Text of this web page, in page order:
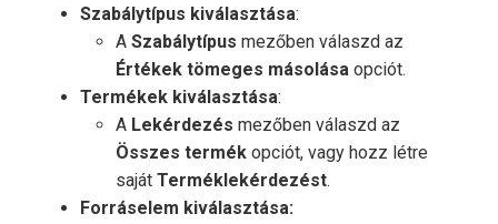
Szabálytípus kiválasztása:
A Szabálytípus mezőben válaszd az
Értékek tömeges másolása opciót.
Termékek kiválasztása:
A Lekérdezés mezőben válaszd az
Összes termék opciót, vagy hozz létre
saját Terméklekérdezést.
Forráselem kiválasztása: